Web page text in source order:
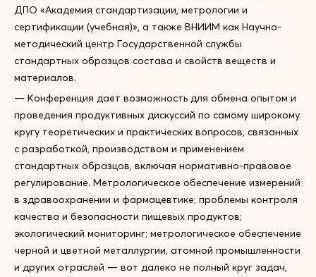
ДПО «Академия стандартизации, метрологии и
сертификации (учебная)», а также ВНИИМ как Научно-
методический центр Государственной службы
стандартных образцов состава и свойств веществ и
материалов.
— Конференция дает возможность для обмена опытом и
проведения продуктивных дискуссий по самому широкому
кругу теоретических и практических вопросов, связанных
с разработкой, производством и применением
стандартных образцов, включая нормативно-правовое
регулирование. Метрологическое обеспечение измерений
в здравоохранении и фармацевтике; проблемы контроля
качества и безопасности пищевых продуктов;
экологический мониторинг; метрологическое обеспечение
черной и цветной металлургии, атомной промышленности
и других отраслей — вот далеко не полный круг задач,